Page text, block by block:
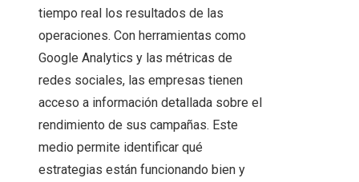
tiempo real los resultados de las
operaciones. Con herramientas como
Google Analytics y las métricas de
redes sociales, las empresas tienen
acceso a información detallada sobre el
rendimiento de sus campañas. Este
medio permite identificar qué
estrategias están funcionando bien y